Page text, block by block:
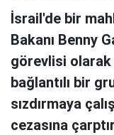
İsrail'de bir
Bakanı Benny
görevlisi olarak
bağlantılı bir
sızdırmaya
cezasına